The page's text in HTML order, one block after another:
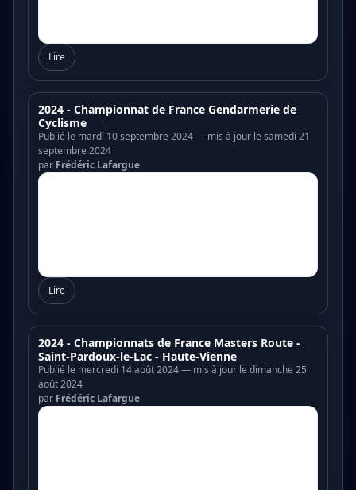
Lire
2024 - Championnat de France Gendarmerie de
Cyclisme
Publié le mardi 10 septembre 2024 — mis à jour le samedi 21
septembre 2024
par Frédéric Lafargue
Lire
2024 - Championnats de France Masters Route -
Saint-Pardoux-le-Lac - Haute-Vienne
Publié le mercredi 14 août 2024 — mis à jour le dimanche 25
août 2024
par Frédéric Lafargue